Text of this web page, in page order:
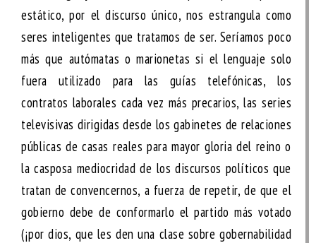
estático, por el discurso único, nos estrangula como
seres inteligentes que tratamos de ser. Seríamos poco
más que autómatas o marionetas si el lenguaje solo
fuera utilizado para las guías telefónicas, los
contratos laborales cada vez más precarios, las series
televisivas dirigidas desde los gabinetes de relaciones
públicas de casas reales para mayor gloria del reino o
la casposa mediocridad de los discursos políticos que
tratan de convencernos, a fuerza de repetir, de que el
gobierno debe de conformarlo el partido más votado
(¡por dios, que les den una clase sobre gobernabilidad